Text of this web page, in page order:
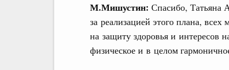
М.Мишустин: Спасибо, Татьяна
за реализацией этого плана,
на защиту здоровья и интересов
физическое и в целом